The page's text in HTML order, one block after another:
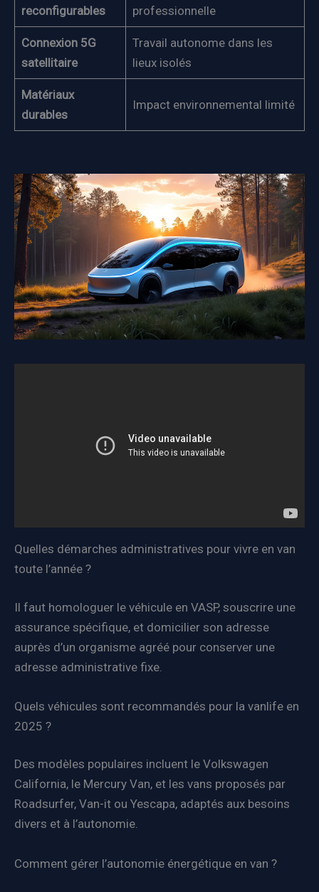
reconfigurables professionnelle
Connexion 5G
satellitaire
Travail autonome dans les
lieux isolés
Matériaux
durables
Impact environnemental limité
Quelles démarches administratives pour vivre en van
toute l’année ?
Il faut homologuer le véhicule en VASP, souscrire une
assurance spécifique, et domicilier son adresse
auprès d’un organisme agréé pour conserver une
adresse administrative fixe.
Quels véhicules sont recommandés pour la vanlife en
2025 ?
Des modèles populaires incluent le Volkswagen
California, le Mercury Van, et les vans proposés par
Roadsurfer, Van-it ou Yescapa, adaptés aux besoins
divers et à l’autonomie.
Comment gérer l’autonomie énergétique en van ?